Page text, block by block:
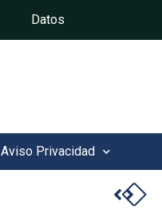
Datos
Aviso Privacidad